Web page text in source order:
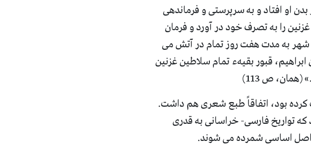
او افتاد و به سرپرستی و فرماندهی
غزنین را به تصرف خود در آورد و فرمان
شهر به مدت هفت روز تمام در آتش می
قبور بقیهء تمام سلاطین غزنین
.» (همان، ص
بود، اتفاقاً طبع شعری هم داشت.
تواریخ فارسی-خراسانی به قدری
اصل اساسی شمرده می شوند.